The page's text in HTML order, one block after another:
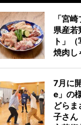
「宮
県産若
ト」
焼肉し
7月に
e」の
どらま
子さん